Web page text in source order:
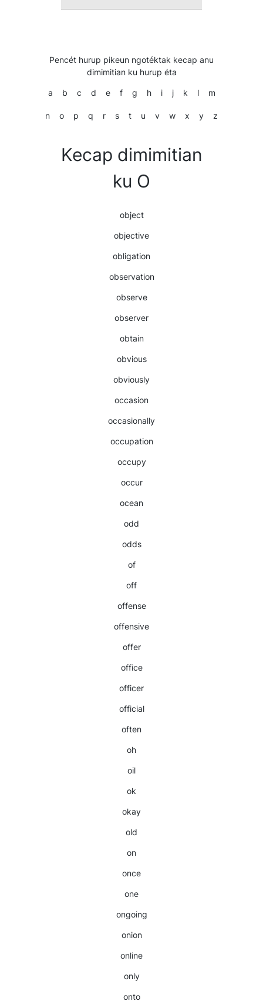
Pencét hurup pikeun ngotéktak kecap anu
dimimitian ku hurup éta
a b c d e f g h i j k l m
n o p q r s t u v w x y z
Kecap dimimitian
ku O
object
objective
obligation
observation
observe
observer
obtain
obvious
obviously
occasion
occasionally
occupation
occupy
occur
ocean
odd
odds
of
off
offense
offensive
offer
office
officer
official
often
oh
oil
ok
okay
old
on
once
one
ongoing
onion
online
only
onto